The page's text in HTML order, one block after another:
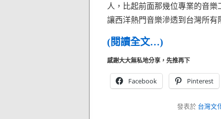
人，比起前面那幾位專業的音
讓西洋熱門音樂滲透到台灣所有
(閱讀全文…)
感謝大大無私地分享，先推再下
Facebook Pinterest
發表於 台灣文